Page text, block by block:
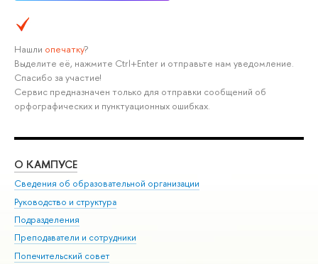
Нашли опечатку?
Выделите её, нажмите Ctrl+Enter и отправьте нам уведомление.
Спасибо за участие!
Сервис предназначен только для отправки сообщений об
орфографических и пунктуационных ошибках.
О КАМПУСЕ
Сведения об образовательной организации
Руководство и структура
Подразделения
Преподаватели и сотрудники
Попечительский совет